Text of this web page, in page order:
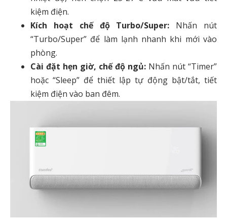
kiệm điện.
Kích hoạt chế độ Turbo/Super: Nhấn nút
“Turbo/Super” để làm lạnh nhanh khi mới vào
phòng.
Cài đặt hẹn giờ, chế độ ngủ: Nhấn nút “Timer”
hoặc “Sleep” để thiết lập tự động bật/tắt, tiết
kiệm điện vào ban đêm.